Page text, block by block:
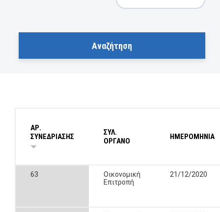
ΑΡ.
ΣΥΝΕΔΡΙΑΣΗΣ
ΣΥΛ.
ΟΡΓΑΝΟ
ΗΜΕΡΟΜΗΝΙΑ
63
Οικονομική
Επιτροπή
21/12/2020